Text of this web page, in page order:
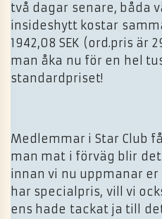
två dagar senare, båda
insideshytt kostar
1942,08 SEK (ord.pris är
man åka nu för en hel
standardpriset!
Medlemmar i Star Club
man mat i förväg blir
innan vi nu uppmanar
har specialpris, vill vi
ens hade tackat ja till